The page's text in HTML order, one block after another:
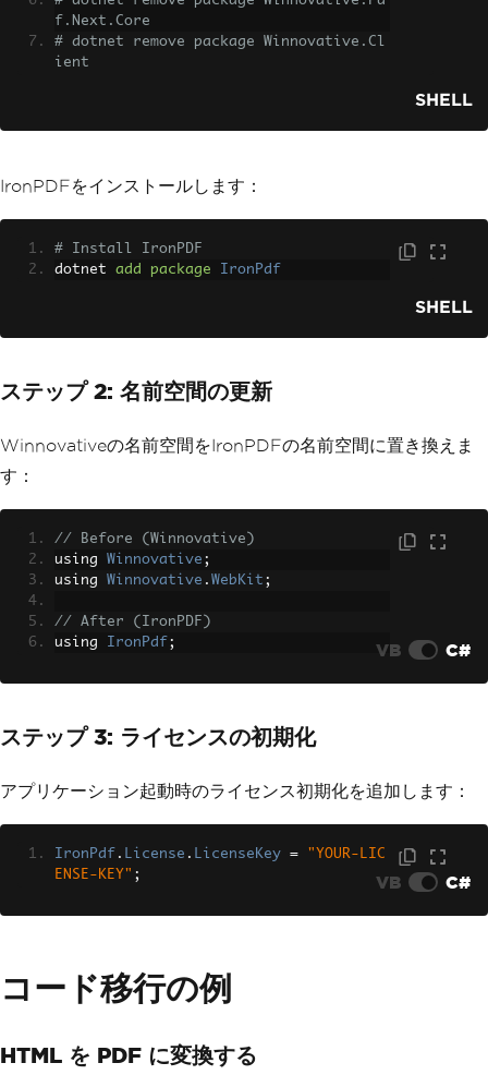
f.Next.Core
# dotnet remove package Winnovative.Cl
ient
SHELL
IronPDFをインストールします：
# Install IronPDF
dotnet add package IronPdf
SHELL
ステップ 2: 名前空間の更新
Winnovativeの名前空間をIronPDFの名前空間に置き換えま
す：
// Before (Winnovative)
using Winnovative ;
using Winnovative . WebKit ;
// After (IronPDF)
using IronPdf ; VB C#
ステップ 3: ライセンスの初期化
アプリケーション起動時のライセンス初期化を追加します：
IronPdf . License . LicenseKey =
"YOUR-LIC
ENSE-KEY" ; VB C#
コード移行の例
HTML を PDF に変換する